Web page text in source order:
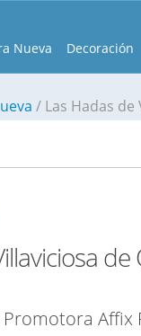
Nueva Decoración
Las Hadas
Affix